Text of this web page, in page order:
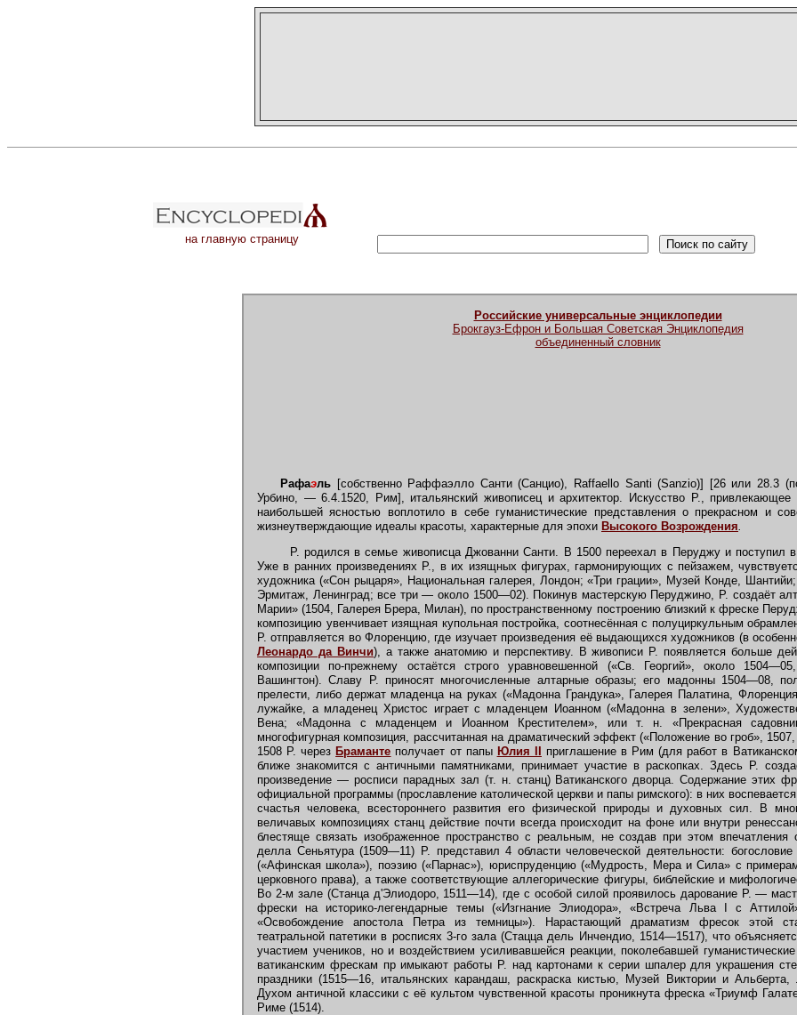
на главную страницу
Российские универсальные энциклопедии
Брокгауз-Ефрон и Большая Советская Энциклопедия
объединенный словник
Рафаэль [собственно Раффаэлло Санти (Санцио), Raffaello Santi (Sanzio)] [26 или 28.3
Урбино, — 6.4.1520, Рим], итальянский живописец и архитектор. Искусство Р., привлекающее
наибольшей ясностью воплотило в себе гуманистические представления о прекрасном и
жизнеутверждающие идеалы красоты, характерные для эпохи Высокого Возрождения.
Р. родился в семье живописца Джованни Санти. В 1500 переехал в Перуджу и поступил
Уже в ранних произведениях Р., в их изящных фигурах, гармонирующих с пейзажем,
художника («Сон рыцаря», Национальная галерея, Лондон; «Три грации», Музей Конде,
Эрмитаж, Ленинград; все три — около 1500—02). Покинув мастерскую Перуджино, Р. создаёт
Марии» (1504, Галерея Брера, Милан), по пространственному построению близкий к фреске
композицию увенчивает изящная купольная постройка, соотнесённая с полуциркульным
Р. отправляется во Флоренцию, где изучает произведения её выдающихся художников (в
Леонардо да Винчи), а также анатомию и перспективу. В живописи Р. появляется больше
композиции по-прежнему остаётся строго уравновешенной («Св. Георгий», около
Вашингтон). Славу Р. приносят многочисленные алтарные образы; его мадонны 1504—08,
прелести, либо держат младенца на руках («Мадонна Грандука», Галерея Палатина,
лужайке, а младенец Христос играет с младенцем Иоанном («Мадонна в зелени»,
Вена; «Мадонна с младенцем и Иоанном Крестителем», или т. н. «Прекрасная
многофигурная композиция, рассчитанная на драматический эффект («Положение во гроб»,
1508 Р. через Браманте получает от папы Юлия II
приглашение в Рим (для работ в
ближе знакомится с античными памятниками, принимает участие в раскопках. Здесь Р.
произведение — росписи парадных зал (т. н. станц) Ватиканского дворца. Содержание этих
официальной программы (прославление католической церкви и папы римского): в них
счастья человека, всестороннего развития его физической природы и духовных сил. В
величавых композициях станц действие почти всегда происходит на фоне или внутри
блестяще связать изображенное пространство с реальным, не создав при этом
делла Сеньятура (1509—11) Р. представил 4 области человеческой деятельности:
(«Афинская школа»), поэзию («Парнас»), юриспруденцию («Мудрость, Мера и Сила» с
церковного права), а также соответствующие аллегорические фигуры, библейские и
Во 2-м зале (Станца д'Элиодоро, 1511—14), где с особой силой проявилось дарование Р. —
фрески на историко-легендарные темы («Изгнание Элиодора», «Встреча Льва I с
«Освобождение апостола Петра из темницы»). Нарастающий драматизм фресок этой
театральной патетики в росписях 3-го зала (Стацца дель Инчендио, 1514—1517), что
участием учеников, но и воздействием усиливавшейся реакции, поколебавшей
ватиканским фрескам пр имыкают работы Р. над картонами к серии шпалер для украшения
праздники (1515—16, итальянских карандаш, раскраска кистью, Музей Виктории и
Духом античной классики с её культом чувственной красоты проникнута фреска «Триумф
Риме (1514).